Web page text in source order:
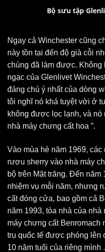
Bộ sưu tập
Ngay cả Winchester cũng
này tồn tại đến độ già cỗi
chúng đã làm được. Không
ngạc của Glenlivet
đáng chú ý nhất của dòng
tôi nghĩ nó khá tuyệt vời ở
không được lọc lạnh, và nó
nhà máy chưng cất hoa ”.
Vào mùa hè năm 1969,
rượu sherry vào nhà máy
bộ trên Mặt trăng. Đến
nhiệm vụ mỗi năm, nhưng
cất đóng cửa, bao gồm cả
năm 1993, tòa nhà của
máy chưng cất Benromach
trụ quốc tế được phóng lên
10 năm tuổi của riêng mình